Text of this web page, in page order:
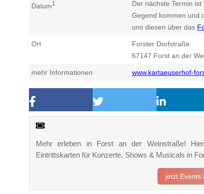
Datum1
Der nächste Termin
Gegend kommen und
uns diesen über das
Ort
Forster Dorfstraße
67147 Forst an der
mehr Informationen www.kartaeuserhof-
Mehr erleben in Forst an der Weinstraße!
Eintrittskarten für Konzerte, Shows & Musicals in
jetzt Events